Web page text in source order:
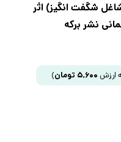
شگفت انگیز) اثر
نشر برکه
ارزش 5,600 تومان)